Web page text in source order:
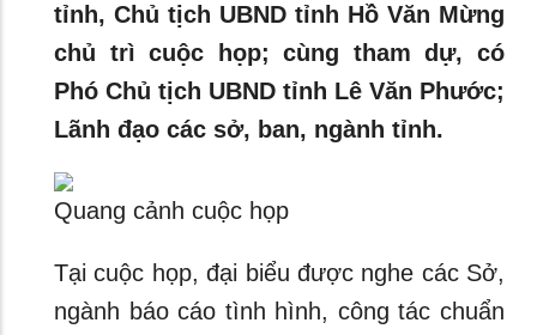
tỉnh, Chủ tịch UBND tỉnh Hồ Văn Mừng
chủ trì cuộc họp; cùng tham dự, có
Phó Chủ tịch UBND tỉnh Lê Văn Phước;
Lãnh đạo các sở, ban, ngành tỉnh.
Quang cảnh cuộc họp
Tại cuộc họp, đại biểu được nghe các Sở,
ngành báo cáo tình hình, công tác chuẩn